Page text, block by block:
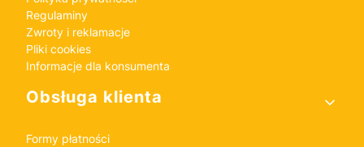
Regulaminy
Zwroty i reklamacje
Pliki cookies
Informacje dla konsumenta
Obsługa klienta
Formy płatności